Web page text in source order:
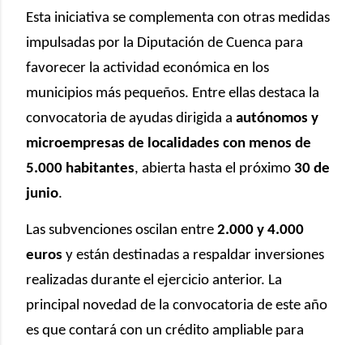
Esta iniciativa se complementa con otras medidas
impulsadas por la Diputación de Cuenca para
favorecer la actividad económica en los
municipios más pequeños. Entre ellas destaca la
convocatoria de ayudas dirigida a autónomos y
microempresas de localidades con menos de
5.000 habitantes, abierta hasta el próximo 30 de
junio.
Las subvenciones oscilan entre 2.000 y 4.000
euros y están destinadas a respaldar inversiones
realizadas durante el ejercicio anterior. La
principal novedad de la convocatoria de este año
es que contará con un crédito ampliable para